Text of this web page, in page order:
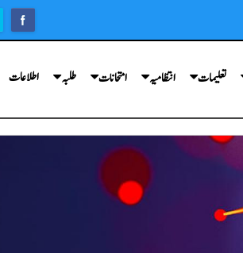
تعلیمات انتظامیہ امتحانات طلبہ اطلاعات